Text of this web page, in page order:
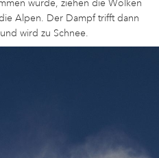
wurde, ziehen die Wolken
Alpen. Der Dampf trifft dann
wird zu Schnee.